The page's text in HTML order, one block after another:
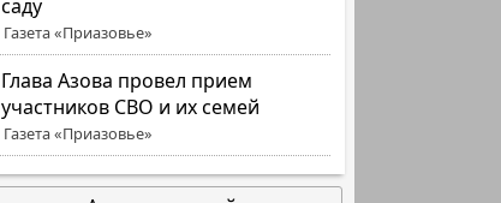
саду
Газета «Приазовье»
Глава Азова провел прием
участников СВО и их семей
Газета «Приазовье»